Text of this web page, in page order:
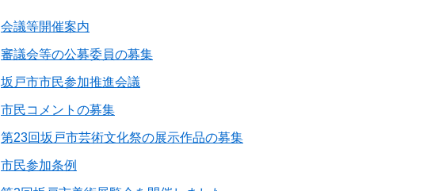
会議等開催案内
審議会等の公募委員の募集
坂戸市市民参加推進会議
市民コメントの募集
第23回坂戸市芸術文化祭の展示作品の募集
市民参加条例